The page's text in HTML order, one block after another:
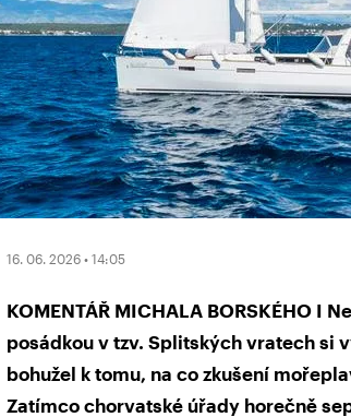
16. 06. 2026 • 14:05
KOMENTÁŘ MICHALA BORSKÉHO I
posádkou v tzv. Splitských vratech si
bohužel k tomu, na co zkušení
Zatímco chorvatské úřady horečně